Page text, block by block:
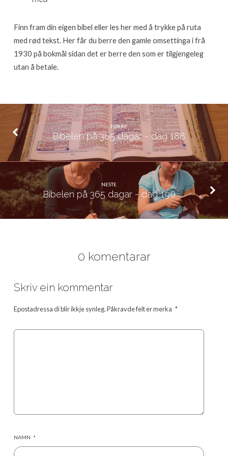
Finn fram din eigen bibel eller les her med å trykke på ruta
med rød tekst. Her får du berre den gamle omsettinga i frå
1930 på bokmål sidan det er berre den som er tilgjengeleg
utan å betale.
FØRRE
Bibelen på 365 dagar - dag 188
NESTE
Bibelen på 365 dagar - dag 190
0 komentarar
Skriv ein kommentar
Epostadressa di blir ikkje synleg.Påkravde felt er merka *
NAMN *